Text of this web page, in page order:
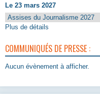
Le 23 mars 2027
Assises du Journalisme 2027
Plus de détails
COMMUNIQUÉS DE PRESSE :
Aucun évènement à afficher.